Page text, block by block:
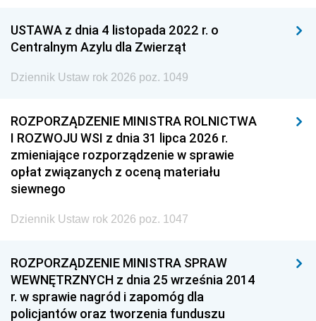
USTAWA z dnia 4 listopada 2022 r. o
Centralnym Azylu dla Zwierząt
Dziennik Ustaw rok 2026 poz. 1049
ROZPORZĄDZENIE MINISTRA ROLNICTWA
I ROZWOJU WSI z dnia 31 lipca 2026 r.
zmieniające rozporządzenie w sprawie
opłat związanych z oceną materiału
siewnego
Dziennik Ustaw rok 2026 poz. 1047
ROZPORZĄDZENIE MINISTRA SPRAW
WEWNĘTRZNYCH z dnia 25 września 2014
r. w sprawie nagród i zapomóg dla
policjantów oraz tworzenia funduszu